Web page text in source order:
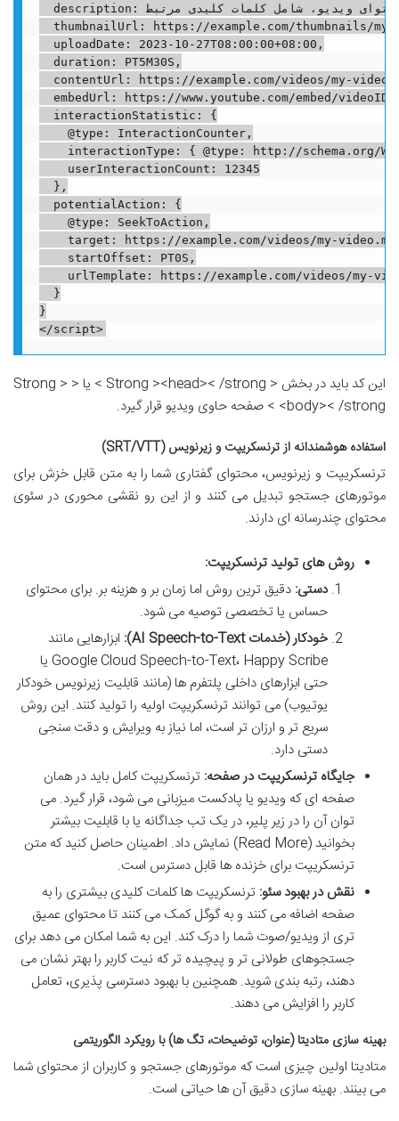
  description: توضیح کامل و سئو شده محتوای ویدیو، شامل کلمات کلیدی مرتبط.,
thumbnailUrl: https://example.com/thumbnails/my-
  uploadDate: 2023-10-27T08:00:00+08:00,
  duration: PT5M30S,
contentUrl: https://example.com/videos/my-
  embedUrl: https://www.youtube.com/embed/videoID,
  interactionStatistic: {
    @type: InteractionCounter,
interactionType: { @type: http://schema.org/
    userInteractionCount: 12345
  },
  potentialAction: {
    @type: SeekToAction,
target: https://example.com/videos/my-
    startOffset: PT0S,
urlTemplate: https://example.com/videos/my-
  }
}
</script>
این کد باید در بخش < Strong ><head>< /strong > یا < Strong >
<body>< /strong > صفحه حاوی ویدیو قرار گیرد.
استفاده هوشمندانه از ترنسکریپت و زیرنویس (SRT/VTT)
ترنسکریپت و زیرنویس، محتوای گفتاری شما را به متن قابل خزش برای
موتورهای جستجو تبدیل می کنند و از این رو نقشی محوری در سئوی
محتوای چندرسانه ای دارند.
روش های تولید ترنسکریپت:
دستی: دقیق ترین روش اما زمان بر و هزینه بر. برای محتوای
حساس یا تخصصی توصیه می شود.
خودکار (خدمات AI Speech-to-Text):
ابزارهایی مانند
Google Cloud Speech-to-Text، Happy Scribe یا
حتی ابزارهای داخلی پلتفرم ها (مانند قابلیت زیرنویس خودکار
یوتیوب) می توانند ترنسکریپت اولیه را تولید کنند. این روش
سریع تر و ارزان تر است، اما نیاز به ویرایش و دقت سنجی
دستی دارد.
جایگاه ترنسکریپت در صفحه: ترنسکریپت کامل باید در همان
صفحه ای که ویدیو یا پادکست میزبانی می شود، قرار گیرد. می
توان آن را در زیر پلیر، در یک تب جداگانه یا با قابلیت بیشتر
بخوانید (Read More) نمایش داد. اطمینان حاصل کنید که متن
ترنسکریپت برای خزنده ها قابل دسترس است.
نقش در بهبود سئو: ترنسکریپت ها کلمات کلیدی بیشتری را به
صفحه اضافه می کنند و به گوگل کمک می کنند تا محتوای عمیق
تری از ویدیو/صوت شما را درک کند. این به شما امکان می دهد برای
جستجوهای طولانی تر و پیچیده تر که نیت کاربر را بهتر نشان می
دهند، رتبه بندی شوید. همچنین با بهبود دسترسی پذیری، تعامل
کاربر را افزایش می دهند.
بهینه سازی متادیتا (عنوان، توضیحات، تگ ها) با رویکرد الگوریتمی
متادیتا اولین چیزی است که موتورهای جستجو و کاربران از محتوای شما
می بینند. بهینه سازی دقیق آن ها حیاتی است.